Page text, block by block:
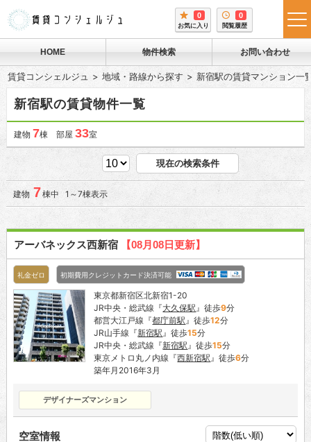
0
お気に入り
0
閲覧履歴
HOME 物件検索 お問い合わせ
賃貸コンシェルジュ 地域・路線から探す 新宿駅の賃貸マンション一
新宿駅の賃貸物件一覧
建物 7棟 部屋 33室
現在の検索条件
建物 7棟中 1～7棟表示
アーバネックス西新宿 【08月08日更新】
礼金ゼロ 初期費用クレジットカード決済可能
東京都新宿区北新宿1-20
JR中央・総武線『大久保駅』徒歩9分
都営大江戸線『都庁前駅』徒歩12分
JR山手線『新宿駅』徒歩15分
JR中央・総武線『新宿駅』徒歩15分
東京メトロ丸ノ内線『西新宿駅』徒歩6分
築年月2016年3月
デザイナーズマンション
空室情報